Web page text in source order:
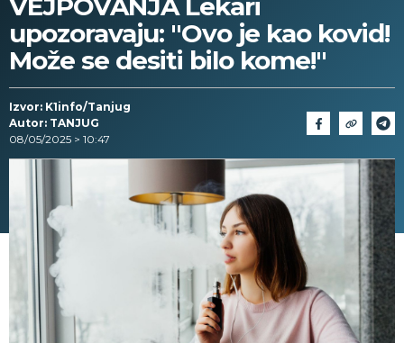
VEJPOVANJA Lekari
upozoravaju: "Ovo je kao kovid!
Može se desiti bilo kome!"
Izvor: K1info/Tanjug
Autor: TANJUG
08/05/2025 > 10:47